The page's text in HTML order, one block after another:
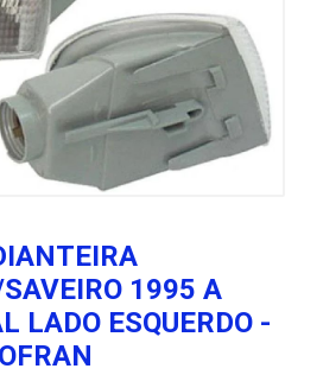
1995 A
LADO ESQUERDO -